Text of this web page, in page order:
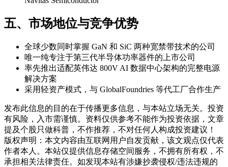
五、市场地位与竞争优势
全球少数同时掌握 GaN 和 SiC 两种宽禁带技术的公司
唯一纯专注于第三代半导体功率器件的上市公司
率先推出适配英伟达 800V AI 数据中心架构的完整电源
解决方案
采用轻资产模式，与 GlobalFoundries 等代工厂合作生产
发布此信息的目的在于传播更多信息，与本站立场无关。投资
有风险，入市需谨慎。资料仅供参考不能作为投资依据，文章
提及个股只做科普，不作推荐，不对任何人构成投资建议！
版权声明：本文内容由互联网用户自发贡献，该文观点仅代表
作者本人。本站仅提供信息存储空间服务，不拥有所有权，不
承担相关法律责任。如发现本站有涉嫌抄袭侵权/违法违规的